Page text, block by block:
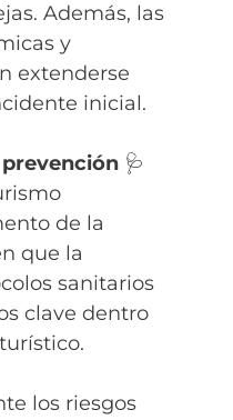
Además, las
y
extenderse
inicial.
🩺
de la
que la
sanitarios
clave dentro
los riesgos